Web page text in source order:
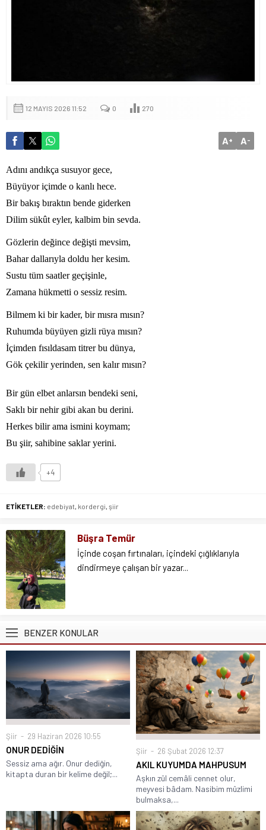
12 MAYIS 2026 11:52 0 270
A+ A-
Adını andıkça susuyor gece,
Büyüyor içimde o kanlı hece.
Bir bakış bıraktın bende giderken
Dilim sükût eyler, kalbim bin sevda.
Gözlerin değince değişti mevsim,
Bahar dallarıyla doldu her kesim.
Sustu tüm saatler geçişinle,
Zamana hükmetti o sessiz resim.
Bilmem ki bir kader, bir mısra mısın?
Ruhumda büyüyen gizli rüya mısın?
İçimden fısıldasam titrer bu dünya,
Gök çekilir yerinden, sen kalır mısın?
Bir gün elbet anlarsın bendeki seni,
Saklı bir nehir gibi akan bu derini.
Herkes bilir ama ismini koymam;
Bu şiir, sahibine saklar yerini.
+4
ETİKETLER: edebiyat, kordergi, şiir
Büşra Temür
İçinde coşan fırtınaları, içindeki çığlıklarıyla
dindirmeye çalışan bir yazar...
BENZER KONULAR
Şiir 29 Haziran 2026 10:55
ONUR DEDİĞİN
Sessiz ama ağır. Onur dediğin,
kitapta duran bir kelime değil;...
Şiir 26 Şubat 2026 12:37
AKIL KUYUMDA MAHPUSUM
Aşkın zül cemâli cennet olur,
meyvesi bâdam. Nasibim mûzlimi
bulmaksa,...